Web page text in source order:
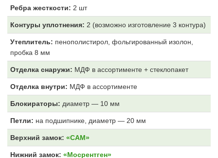
Ребра жесткости: 2 шт
Контуры уплотнения: 2 (возможно изготовление 3 контура)
Утеплитель: пенополистирол, фольгированный изолон,
пробка 8 мм
Отделка снаружи: МДФ в ассортименте + стеклопакет
Отделка внутри: МДФ в ассортименте
Блокираторы: диаметр — 10 мм
Петли: на подшипнике, диаметр — 20 мм
Верхний замок: «САМ»
Нижний замок: «Мосрентген»